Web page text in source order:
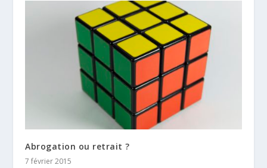
Abrogation ou retrait ?
7 février 2015